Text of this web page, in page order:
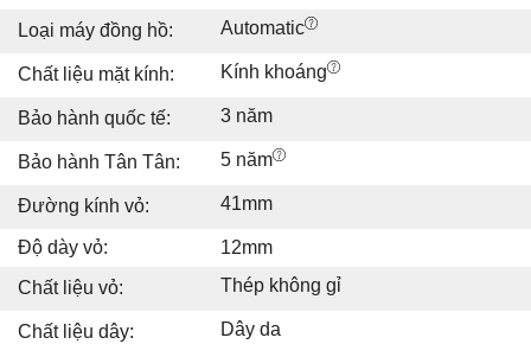
Loại máy đồng hồ: Automatic
Chất liệu mặt kính: Kính khoáng
Bảo hành quốc tế: 3 năm
Bảo hành Tân Tân: 5 năm
Đường kính vỏ: 41mm
Độ dày vỏ:
12mm
Chất liệu vỏ:
Thép không gỉ
Chất liệu dây: Dây da